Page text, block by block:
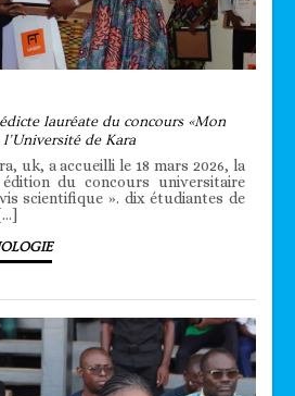
lauréate du concours «Mon
de Kara
uk, a accueilli le 18 mars 2026, la
du concours universitaire
scientifique ». dix étudiantes de